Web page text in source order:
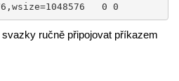
0 0
ručně připojovat příkazem